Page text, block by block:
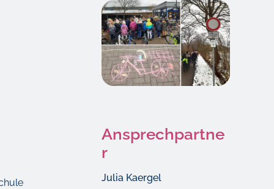
Ansprechpartne
r
Julia Kaergel